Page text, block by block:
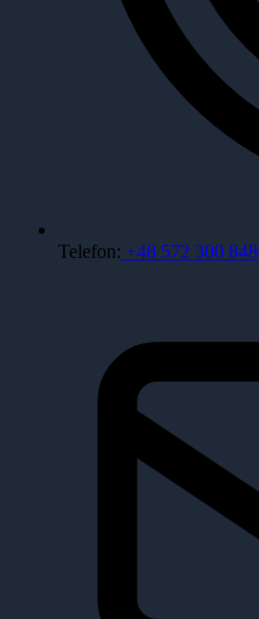
Telefon: +48 572 300 848